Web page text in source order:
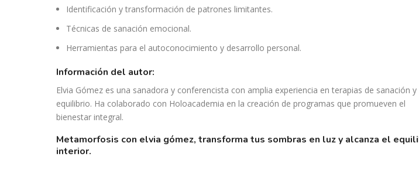
Identificación y transformación de patrones limitantes.
Técnicas de sanación emocional.
Herramientas para el autoconocimiento y desarrollo personal.
información del autor:
Elvia Gómez es una sanadora y conferencista con amplia experiencia en terapias de sanación y
equilibrio. Ha colaborado con Holoacademia en la creación de programas que promueven el
bienestar integral.
metamorfosis con elvia gómez, transforma tus sombras en luz y alcanza el equilibrio
interior.